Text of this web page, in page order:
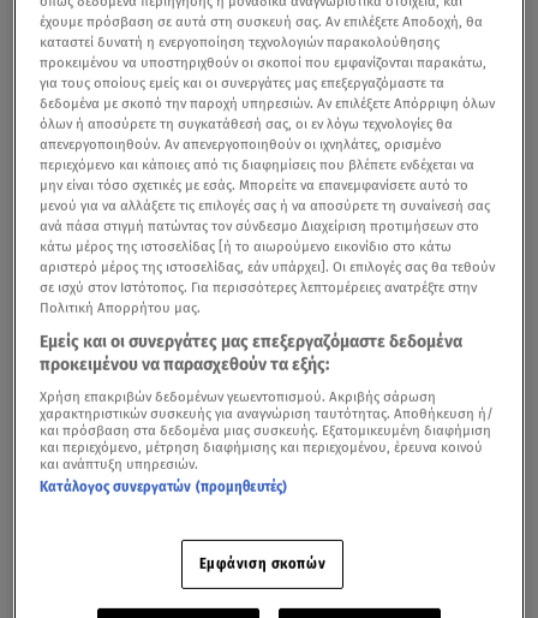
έχουμε πρόσβαση σε αυτά στη συσκευή σας. Αν επιλέξετε Αποδοχή, θα
καταστεί δυνατή η ενεργοποίηση τεχνολογιών παρακολούθησης
προκειμένου να υποστηριχθούν οι σκοποί που εμφανίζονται παρακάτω,
για τους οποίους εμείς και οι συνεργάτες μας επεξεργαζόμαστε τα
δεδομένα με σκοπό την παροχή υπηρεσιών. Αν επιλέξετε Απόρριψη όλων
όλων ή αποσύρετε τη συγκατάθεσή σας, οι εν λόγω τεχνολογίες θα
απενεργοποιηθούν. Αν απενεργοποιηθούν οι ιχνηλάτες, ορισμένο
περιεχόμενο και κάποιες από τις διαφημίσεις που βλέπετε ενδέχεται να
μην είναι τόσο σχετικές με εσάς. Μπορείτε να επανεμφανίσετε αυτό το
μενού για να αλλάξετε τις επιλογές σας ή να αποσύρετε τη συναίνεσή σας
ανά πάσα στιγμή πατώντας τον σύνδεσμο Διαχείριση προτιμήσεων στο
κάτω μέρος της ιστοσελίδας [ή το αιωρούμενο εικονίδιο στο κάτω
αριστερό μέρος της ιστοσελίδας, εάν υπάρχει]. Οι επιλογές σας θα τεθούν
σε ισχύ στον Ιστότοπος. Για περισσότερες λεπτομέρειες ανατρέξτε στην
Πολιτική Απορρήτου μας.
Εμείς και οι συνεργάτες μας επεξεργαζόμαστε δεδομένα
προκειμένου να παρασχεθούν τα εξής:
Χρήση επακριβών δεδομένων γεωεντοπισμού. Ακριβής σάρωση
χαρακτηριστικών συσκευής για αναγνώριση ταυτότητας. Αποθήκευση ή/
και πρόσβαση στα δεδομένα μιας συσκευής. Εξατομικευμένη διαφήμιση
και περιεχόμενο, μέτρηση διαφήμισης και περιεχομένου, έρευνα κοινού
και ανάπτυξη υπηρεσιών.
Κατάλογος συνεργατών (προμηθευτές)
Εμφάνιση σκοπών